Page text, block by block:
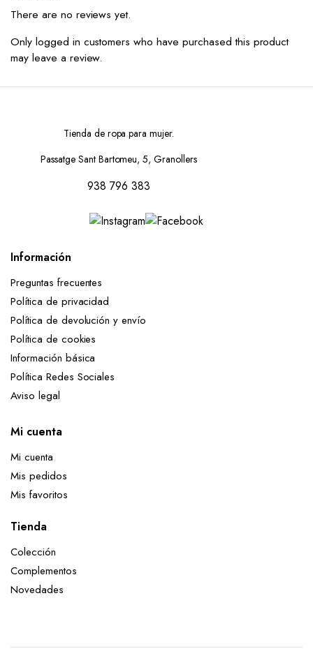
There are no reviews yet.
Only logged in customers who have purchased this product
may leave a review.
Tienda de ropa para mujer.
Passatge Sant Bartomeu, 5, Granollers
938 796 383
Información
Preguntas frecuentes
Política de privacidad
Política de devolución y envío
Política de cookies
Información básica
Política Redes Sociales
Aviso legal
Mi cuenta
Mi cuenta
Mis pedidos
Mis favoritos
Tienda
Colección
Complementos
Novedades